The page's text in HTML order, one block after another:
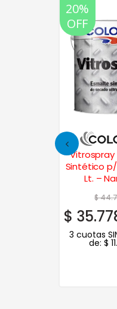
20%
OFF
Vitrospray
Sintético
Lt. –
$
$
3 cuotas
de: $